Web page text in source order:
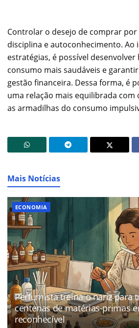
Controlar o desejo de comprar
disciplina e autoconhecimento. Ao
estratégias, é possível desenvolver
consumo mais saudáveis e
gestão financeira. Dessa forma, é
uma relação mais equilibrada com
as armadilhas do consumo
Mais Notícias
ECONOMIA
Perfumista treina o nariz para
centenas de matérias-primas
reconhecível